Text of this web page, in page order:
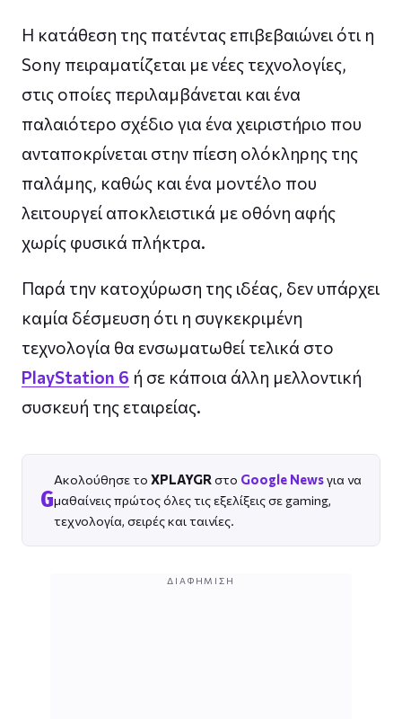
Η κατάθεση της πατέντας επιβεβαιώνει ότι η
Sony πειραματίζεται με νέες τεχνολογίες,
στις οποίες περιλαμβάνεται και ένα
παλαιότερο σχέδιο για ένα χειριστήριο που
ανταποκρίνεται στην πίεση ολόκληρης της
παλάμης, καθώς και ένα μοντέλο που
λειτουργεί αποκλειστικά με οθόνη αφής
χωρίς φυσικά πλήκτρα.
Παρά την κατοχύρωση της ιδέας, δεν υπάρχει
καμία δέσμευση ότι η συγκεκριμένη
τεχνολογία θα ενσωματωθεί τελικά στο
PlayStation 6 ή σε κάποια άλλη μελλοντική
συσκευή της εταιρείας.
G
Ακολούθησε το XPLAYGR στο Google Newsγια να
μαθαίνεις πρώτος όλες τις εξελίξεις σε gaming,
τεχνολογία, σειρές και ταινίες.
ΔΙΑΦΉΜΙΣΗ